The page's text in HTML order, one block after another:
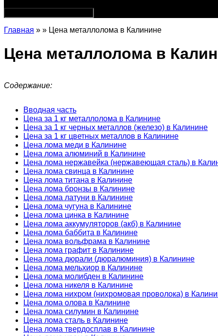
Главная » » Цена металлолома в Калинине
Цена металлолома в
Содержание:
Вводная часть
Цена за 1 кг металлолома в Калинине
Цена за 1 кг черных металлов (железо) в Калинине
Цена за 1 кг цветных металлов в Калинине
Цена лома меди в Калинине
Цена лома алюминий в Калинине
Цена лома нержавейка (нержавеющая сталь) в
Цена лома свинца в Калинине
Цена лома титана в Калинине
Цена лома бронзы в Калинине
Цена лома латуни в Калинине
Цена лома чугуна в Калинине
Цена лома цинка в Калинине
Цена лома аккумуляторов (акб) в Калинине
Цена лома баббита в Калинине
Цена лома вольфрама в Калинине
Цена лома графит в Калинине
Цена лома дюрали (дюралюминия) в Калинине
Цена лома мельхиор в Калинине
Цена лома молибден в Калинине
Цена лома никеля в Калинине
Цена лома нихром (нихромовая проволока) в
Цена лома олова в Калинине
Цена лома силумин в Калинине
Цена лома сталь в Калинине
Цена лома твердосплав в Калинине